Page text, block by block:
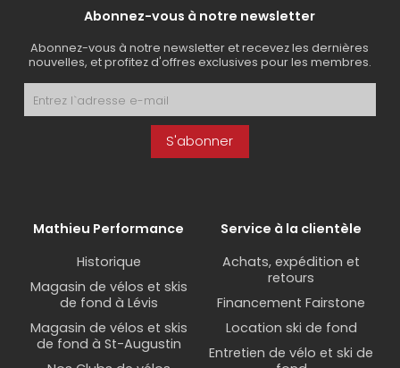
Abonnez-vous à notre newsletter
Abonnez-vous à notre newsletter et recevez les dernières
nouvelles, et profitez d'offres exclusives pour les membres.
S'abonner
Mathieu Performance
Historique
Magasin de vélos et skis
de fond à Lévis
Magasin de vélos et skis
de fond à St-Augustin
Service à la clientèle
Achats, expédition et
retours
Financement Fairstone
Location ski de fond
Entretien de vélo et ski de